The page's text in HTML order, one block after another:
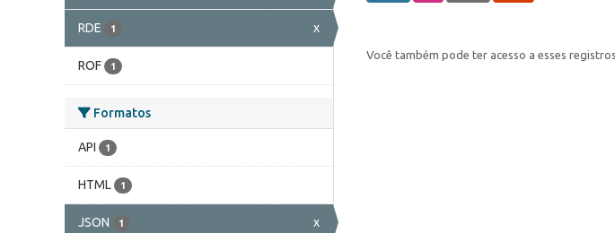
RDE 1 x
ROF 1
Formatos
API 1
HTML 1
JSON 1 x
Você também pode ter acesso a esses